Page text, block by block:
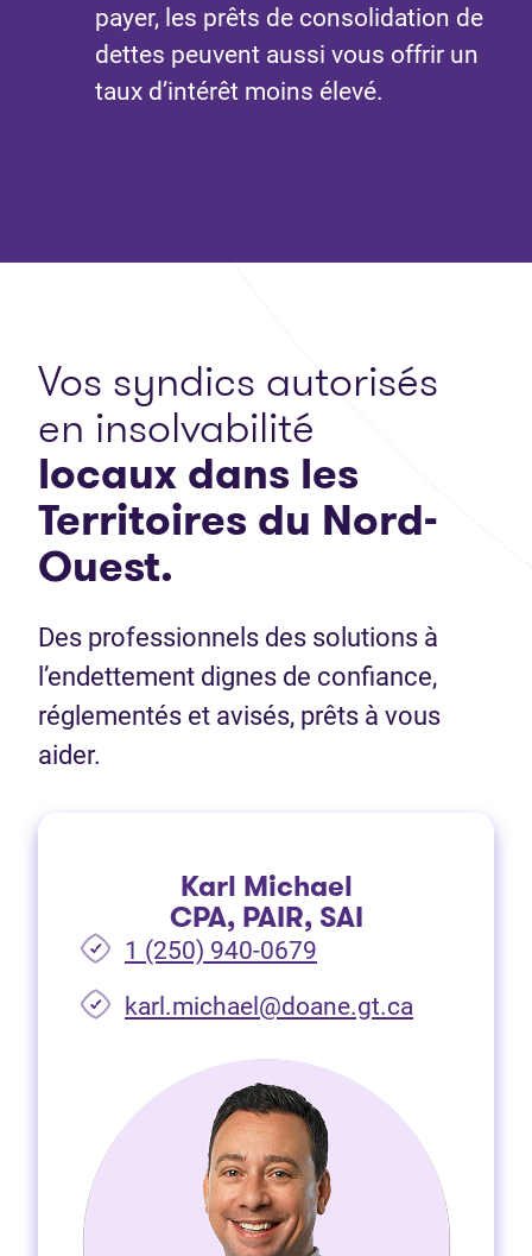
payer, les prêts de consolidation de
dettes peuvent aussi vous offrir un
taux d’intérêt moins élevé.
Vos syndics autorisés
en insolvabilité
locauxdans les
Territoires du Nord-
Ouest.
Des professionnels des solutions à
l’endettement dignes de confiance,
réglementés et avisés, prêts à vous
aider.
Karl Michael
CPA, PAIR, SAI
1 (250) 940-0679
karl.michael@doane.gt.ca